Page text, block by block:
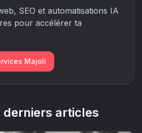
SEO et automatisations IA
pour accélérer ta
Majoli
derniers articles